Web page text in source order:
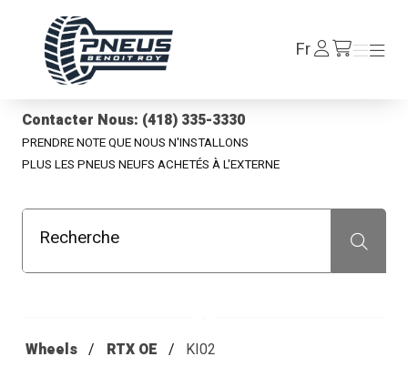
FrSe
connecter/fr/cart
Menu
Menu
Contacter Nous: (418) 335-3330
PRENDRE NOTE QUE NOUS N'INSTALLONS
PLUS LES PNEUS NEUFS ACHETÉS À L'EXTERNE
Recherche Recherche
Wheels RTX OE KI02